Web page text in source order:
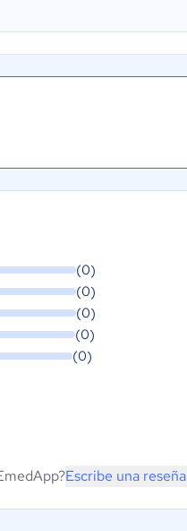
(0)
(0)
(0)
(0)
(0)
Escribe una reseña